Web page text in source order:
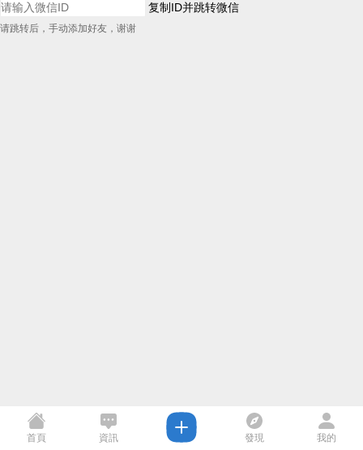
复制ID并跳转微信
请跳转后，手动添加好友，谢谢
首頁 資訊 發現 我的